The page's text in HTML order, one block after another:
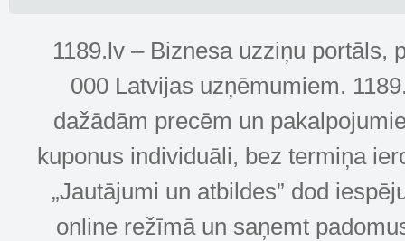
1189.lv – Biznesa uzziņu portāls,
000 Latvijas uzņēmumiem.
dažādām precēm un
kuponus individuāli, bez termiņa
„Jautājumi un atbildes” dod
online režīmā un saņemt